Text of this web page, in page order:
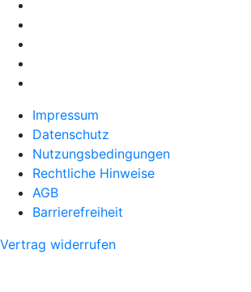
Impressum
Datenschutz
Nutzungsbedingungen
Rechtliche Hinweise
AGB
Barrierefreiheit
Vertrag widerrufen